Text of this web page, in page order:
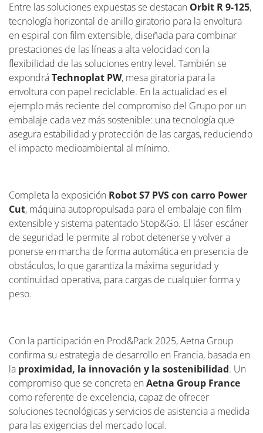
Entre las soluciones expuestas se destacan Orbit R 9-125,
tecnología horizontal de anillo giratorio para la envoltura
en espiral con film extensible, diseñada para combinar
prestaciones de las líneas a alta velocidad con la
flexibilidad de las soluciones entry level. También se
expondráTechnoplat PW, mesa giratoria para la
envoltura con papel reciclable. En la actualidad es el
ejemplo más reciente del compromiso del Grupo por un
embalaje cada vez más sostenible: una tecnología que
asegura estabilidad y protección de las cargas, reduciendo
el impacto medioambiental al mínimo.
Completa la exposición Robot S7 PVS con carro Power
Cut, máquina autopropulsada para el embalaje con film
extensible y sistema patentado Stop&Go. El láser escáner
de seguridad le permite al robot detenerse y volver a
ponerse en marcha de forma automática en presencia de
obstáculos, lo que garantiza la máxima seguridad y
continuidad operativa, para cargas de cualquier forma y
peso.
Con la participación en Prod&Pack 2025, Aetna Group
confirma su estrategia de desarrollo en Francia, basada en
la proximidad, la innovación y la sostenibilidad. Un
compromiso que se concreta en Aetna Group France
como referente de excelencia, capaz de ofrecer
soluciones tecnológicas y servicios de asistencia a medida
para las exigencias del mercado local.